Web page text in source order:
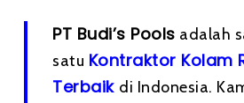
PT Budi’s Pools adalah
satu Kontraktor Kolam
Terbaik di Indonesia.